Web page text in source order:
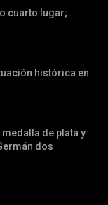
cuarto lugar;
histórica en
de plata y
dos